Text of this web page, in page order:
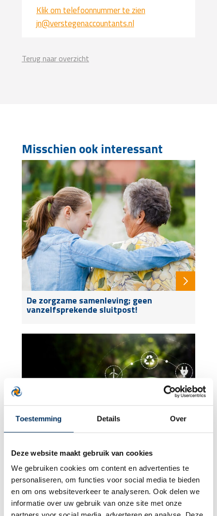
Toestemming Details Over
Deze website maakt gebruik van cookies
We gebruiken cookies om content en advertenties te
personaliseren, om functies voor social media te bieden
en om ons websiteverkeer te analyseren. Ook delen we
informatie over uw gebruik van onze site met onze
Klik om telefoonnummer te zien
jn@verstegenaccountants.nl
Terug naar overzicht
Misschien ook interessant
De zorgzame samenleving; geen
vanzelfsprekende sluitpost!
Duurzaamheid, weerbaarheid en
transparantie: nieuwe verwachtingen
voor de zorg